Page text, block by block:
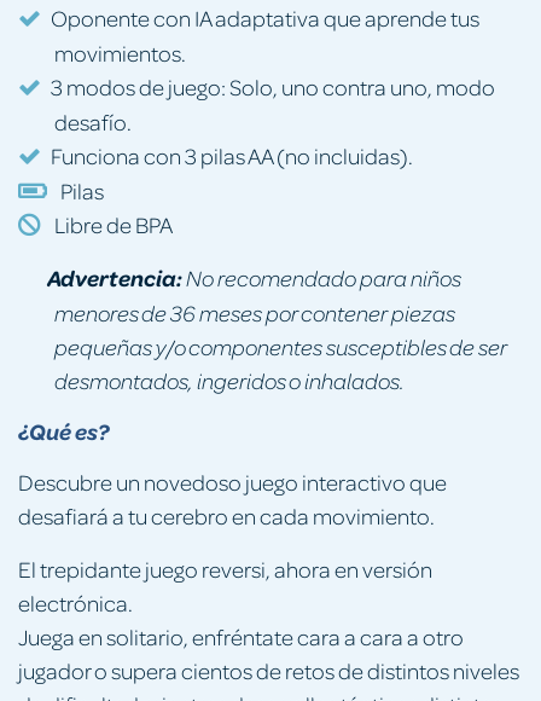
¿Qué es?
Descubre un novedoso juego interactivo que
desafiará a tu cerebro en cada movimiento.
El trepidante juego reversi, ahora en versión
electrónica.
Juega en solitario, enfréntate cara a cara a otro
jugador o supera cientos de retos de distintos niveles
Oponente con IA adaptativa que aprende tus
movimientos.
3 modos de juego: Solo, uno contra uno, modo
desafío.
Funciona con 3 pilas AA (no incluidas).
Pilas
Libre de BPA
Advertencia:No recomendado para niños
menores de 36 meses por contener piezas
pequeñas y/o componentes susceptibles de ser
desmontados, ingeridos o inhalados.